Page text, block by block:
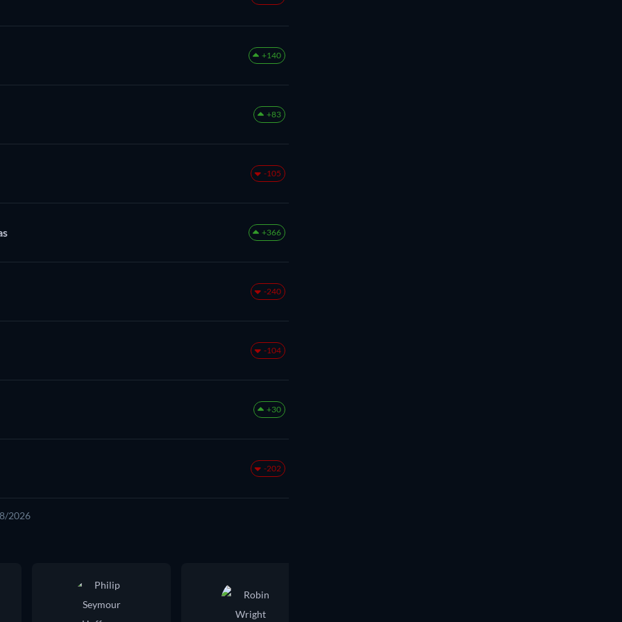
+140
+83
-105
+366
-240
-104
+30
-202
2026